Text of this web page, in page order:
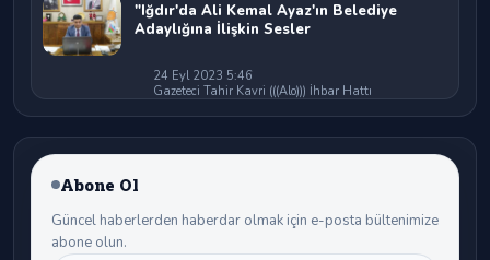
"Iğdır'da Ali Kemal Ayaz'ın Belediye
Adaylığına İlişkin Sesler
24 Eyl 2023 5:46
Gazeteci Tahir Kavri (((Alo))) İhbar Hattı
Abone Ol
Güncel haberlerden haberdar olmak için e-posta bültenimize
abone olun.